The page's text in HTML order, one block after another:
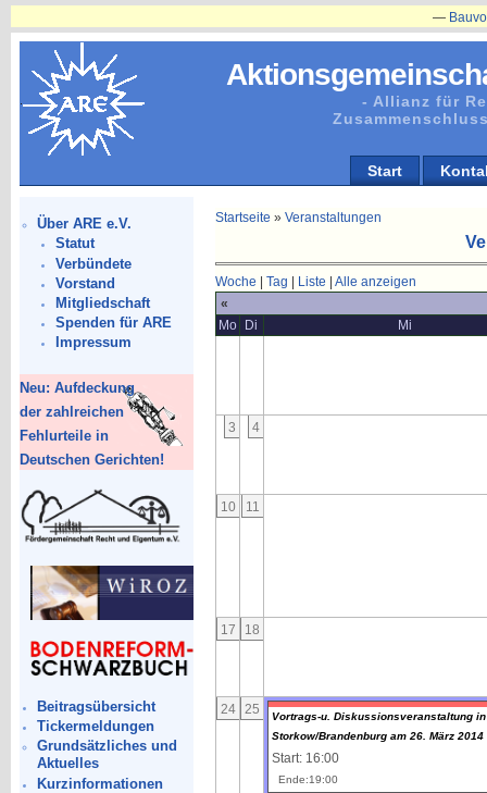
- Allianz für
Start
Über ARE e.V.
Statut
Verbündete
Vorstand
Mitgliedschaft
Spenden für ARE
Impressum
Neu: Aufdeckung
der zahlreichen
Fehlurteile in
Deutschen Gerichten!
Beitragsübersicht
Tickermeldungen
Grundsätzliches und
Aktuelles
Kurzinformationen
Startseite » Veranstaltungen
Woche Tag Liste
Alle anzeigen
«
Mo
Di Mi
3 4
10 11
17 18
24 25
Vortrags-u. Diskussionsveranstaltung in
Storkow/Brandenburg am 26. März 2014
Start: 16:00
Ende:19:00